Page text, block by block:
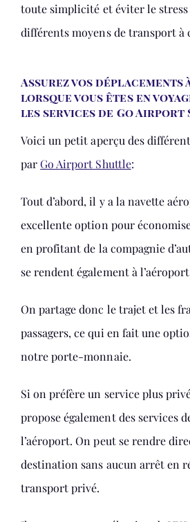
toute simplicité et éviter le
différents moyens de transport à
Assurez vos déplacements à
lorsque vous êtes en
les services de Go
Voici un petit aperçu des
parGo Airport Shuttle:
Tout d’abord, il y a la navette
excellente option pour
en profitant de la compagnie
se rendent également à
On partage donc le trajet et les
passagers, ce qui en fait une
notre porte-monnaie.
Si on préfère un service plus
propose également des services
l’aéroport. On peut se rendre
destination sans aucun arrêt en
transport privé.